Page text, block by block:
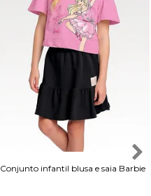
Conjunto infantil blusa e saia Barbie